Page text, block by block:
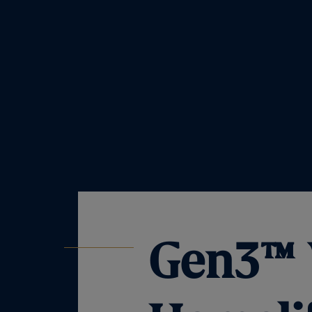
Gen3™